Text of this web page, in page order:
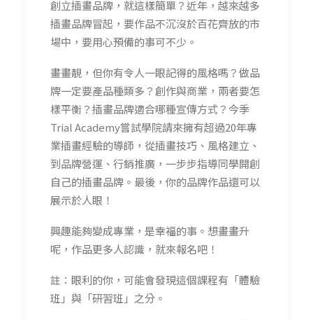
創立插畫品牌，就這樣簡單？近年，越來越多
插畫品牌冒起，要作品不沉沒於百花齊放的市
場中，要用心預備的事可不少。
畫畫靚，但你有令人一眼記得的風格嗎？做品
牌一定要產品種類多？創作與商業，兩者要怎
樣平衡？插畫品牌適合哪種宣傳方式？今季
Trial Academy嘗試學院請來擁有超過20年專
業插畫經驗的導師，從插畫技巧、風格建立、
到品牌營運、行銷推廣，一步步指導同學開創
自己的插畫品牌。最後，你的品牌作品還可以
展示於人眼！
興趣能夠變成專業，是幸福的事。想畫畫升
呢，作品更多人認識，就來報名吧！
註：眼利的你，可能會發現這個課程有「體驗
班」與「研習班」之分。